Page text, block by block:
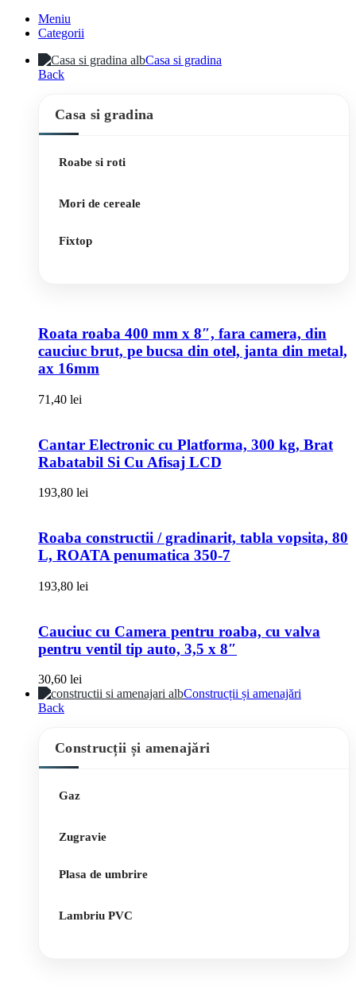
Meniu
Categorii
Casa si gradina
Back
Casa si gradina
Roabe si roti
Mori de cereale
Fixtop
Roata roaba 400 mm x 8″, fara camera, din
cauciuc brut, pe bucsa din otel, janta din metal,
ax 16mm
71,40 lei
Cantar Electronic cu Platforma, 300 kg, Brat
Rabatabil Si Cu Afisaj LCD
193,80 lei
Roaba constructii / gradinarit, tabla vopsita, 80
L, ROATA penumatica 350-7
193,80 lei
Cauciuc cu Camera pentru roaba, cu valva
pentru ventil tip auto, 3,5 x 8″
30,60 lei
Construcții și amenajări
Back
Construcții și amenajări
Gaz
Zugravie
Plasa de umbrire
Lambriu PVC